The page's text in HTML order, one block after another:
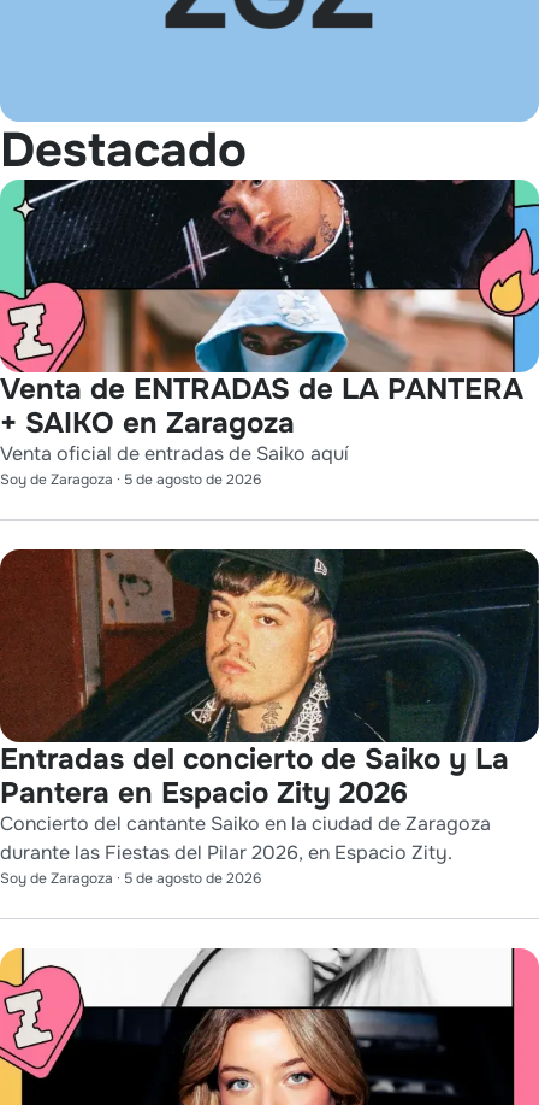
Destacado
Venta de ENTRADAS de LA PANTERA
+ SAIKO en Zaragoza
Venta oficial de entradas de Saiko aquí
Soy de Zaragoza · 5 de agosto de 2026
Entradas del concierto de Saiko y La
Pantera en Espacio Zity 2026
Concierto del cantante Saiko en la ciudad de Zaragoza
durante las Fiestas del Pilar 2026, en Espacio Zity.
Soy de Zaragoza · 5 de agosto de 2026